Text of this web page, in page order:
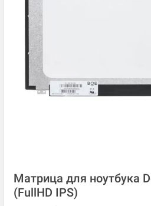
Матрица для ноутбука
(FullHD IPS)